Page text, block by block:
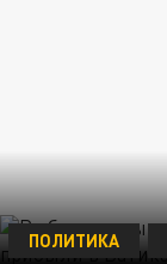
ПОЛИТИКА